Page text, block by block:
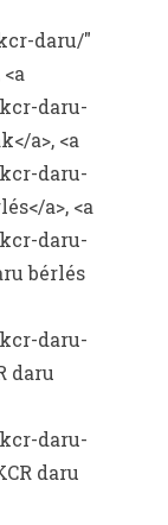
daru/"
daru-
a>, <a
daru-
a>, <a
daru-
bérlés
daru-
daru
daru-
daru